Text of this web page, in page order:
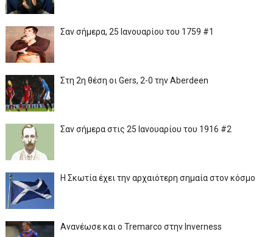
Σαν σήμερα, 25 Ιανουαρίου του 1759 #1
Στη 2η θέση οι Gers, 2-0 την Aberdeen
Σαν σήμερα στις 25 Ιανουαρίου του 1916 #2
Η Σκωτία έχει την αρχαιότερη σημαία στον κόσμο
Ανανέωσε και ο Tremarco στην Inverness